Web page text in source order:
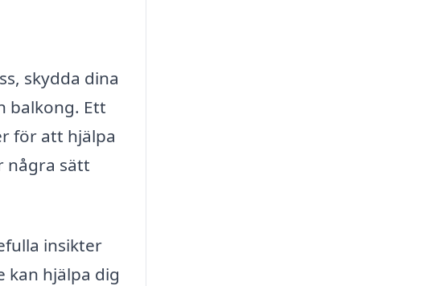
skydda dina
balkong. Ett
för att hjälpa
några sätt
insikter
kan hjälpa dig